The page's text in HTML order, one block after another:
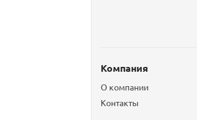
Компания
О компании
Контакты